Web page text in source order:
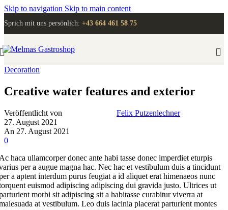
Skip to navigation Skip to main content
Sprich mit uns persönlich: +43 664 461 58 75
Decoration
Creative water features and exterior
Veröffentlicht von
Felix Putzenlechner
27. August 2021
An 27. August 2021
0
haca ullamcorper donec ante habi tasse donec imperdiet eturpis
per a augue magna hac. Nec hac et vestibulum duis a tincidunt
a aptent interdum purus feugiat a id aliquet erat himenaeos nunc
euismod adipiscing adipiscing dui gravida justo. Ultrices ut
morbi sit adipiscing sit a habitasse curabitur viverra at
at vestibulum. Leo duis lacinia placerat parturient montes